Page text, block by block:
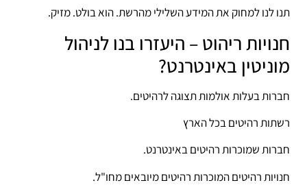
תנו לנו למחוק את המידע השלילי מהרשת. הוא בולט. מזיק.
חנויות ריהוט – היעזרו בנו לניהול
מוניטין באינטרנט?
חברות בעלות אולמות תצוגה לרהיטים.
רשתות רהיטים בכל הארץ
חברות שמוכרות רהיטים באינטרנט.
חנויות רהיטים המוכרות רהיטים מיובאים מחו"ל.